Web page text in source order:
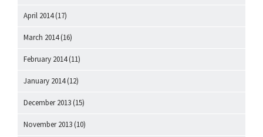
April 2014(17)
March 2014(16)
February 2014(11)
January 2014(12)
December 2013 (15)
November 2013 (10)